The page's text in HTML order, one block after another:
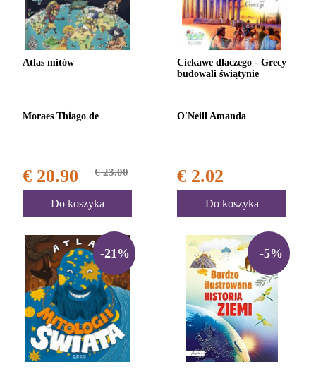
Atlas mitów
Moraes Thiago de
€ 20.90 € 23.00
Do koszyka
Ciekawe dlaczego - Grecy
budowali świątynie
O'Neill Amanda
€ 2.02
Do koszyka
-21% -5%